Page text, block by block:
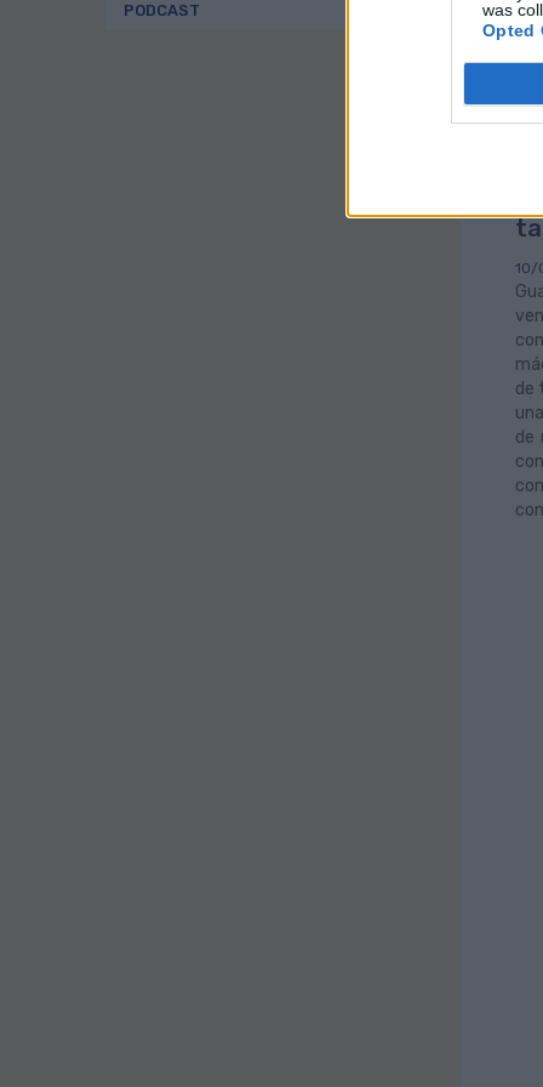
was
Opted
PODCAST
10/
de
de